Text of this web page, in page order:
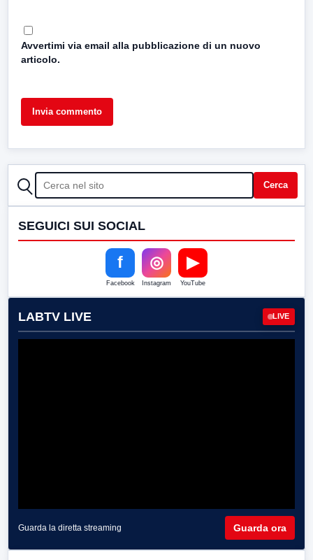
Avvertimi via email alla pubblicazione di un nuovo
articolo.
CERCA Cerca
SEGUICI SUI SOCIAL
f
Facebook
◎
Instagram
▶
YouTube
LABTV LIVE LIVE
Guarda la diretta streaming Guarda ora